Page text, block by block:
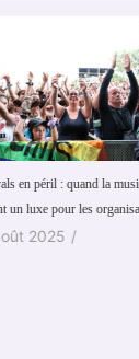
Festival des Libertés
22 août 2023 /